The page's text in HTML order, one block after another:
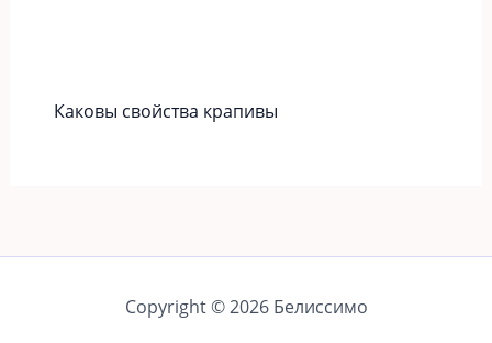
Каковы свойства крапивы
Copyright © 2026 Белиссимо